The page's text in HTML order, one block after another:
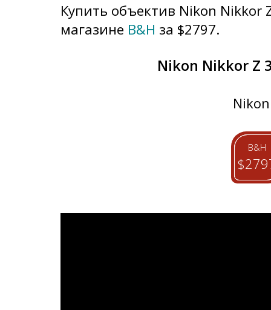
Купить объектив Nikon Nikkor
магазине B&H за $2797.
Nikon Nikkor Z
B&H